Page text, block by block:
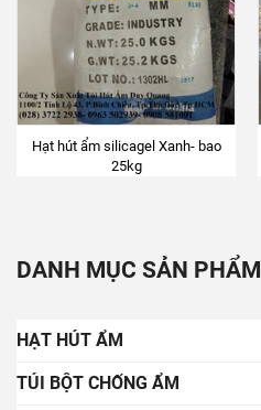
Hạt hút ẩm silicagel Xanh- bao
25kg
DANH MỤC SẢN PHẨM
HẠT HÚT ẨM
TÚI BỘT CHỐNG ẨM